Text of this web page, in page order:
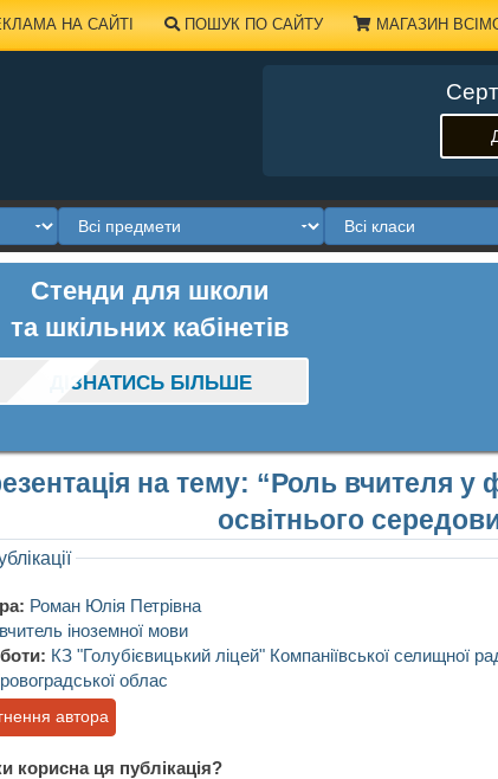
НА САЙТІ ПОШУК ПО САЙТУ МАГАЗИН
Стенди для школи
та шкільних кабінетів
ДІЗНАТИСЬ БІЛЬШЕ
на тему: “Роль вчителя у
освітнього
Роман Юлія Петрівна
вчитель іноземної мови
КЗ "Голубієвицький ліцей" Компаніївської селищної
облас
автора
корисна ця публікація?